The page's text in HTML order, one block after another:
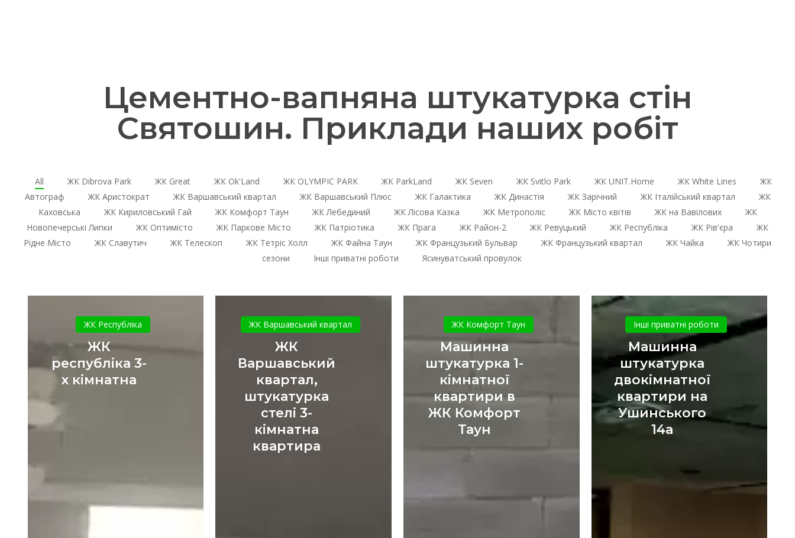
Цементно-вапняна штукатурка стін
Святошин. Приклади наших робіт
All ЖК Dibrova Park ЖК Great ЖК Ok'Land ЖК OLYMPIC PARK ЖК ParkLand ЖК Seven ЖК Svitlo Park ЖК UNIT.Home ЖК White Lines
ЖК
Автограф
ЖК Аристократ ЖК Варшавський квартал ЖК Варшавський Плюс ЖК Галактика ЖК Династія ЖК Зарічний ЖК Італійський квартал
ЖК
Каховська
ЖК Кириловський Гай ЖК Комфорт Таун ЖК Лебединий ЖК Лісова Казка ЖК Метрополіс ЖК Місто квітів ЖК на Вавілових
ЖК
Новопечерські Липки
ЖК Оптимісто ЖК Паркове Місто ЖК Патріотика ЖК Прага ЖК Район-2 ЖК Ревуцький ЖК Республіка ЖК Рів'єра
ЖК
Рідне Місто
ЖК Славутич ЖК Телескоп ЖК Тетріс Холл ЖК Файна Таун ЖК Французький Бульвар ЖК Французький квартал ЖК Чайка
ЖК Чотири
сезони
Інші приватні роботи Ясинуватський провулок
республіка
3-
кімнатна
ЖК Республіка
ЖК
республіка 3-
х кімнатна
Варшавський
квартал,
стелі
3-
кімнатна
квартира
ЖК Варшавський квартал
ЖК
Варшавський
квартал,
штукатурка
стелі 3-
кімнатна
квартира
штукатурка
1-
кімнатної
квартири
в
ЖК
Комфорт
ЖК Комфорт Таун
Машинна
штукатурка 1-
кімнатної
квартири в
ЖК Комфорт
Таун
штукатурка
двокімнатної
квартири
на
Ушинського
14а
Інші приватні роботи
Машинна
штукатурка
двокімнатної
квартири на
Ушинського
14а